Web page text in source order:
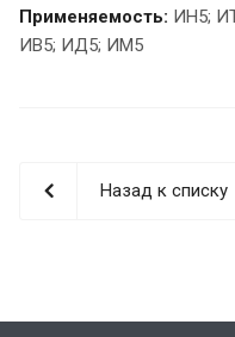
Применяемость: ИН5;
ИВ5; ИД5; ИМ5
Назад к списку